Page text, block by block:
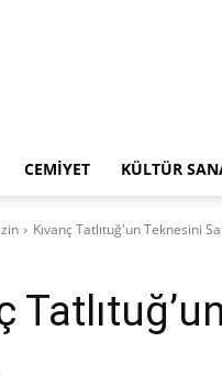
CEMİYET KÜLTÜR
Kıvanç Tatlıtuğ'un Teknesini